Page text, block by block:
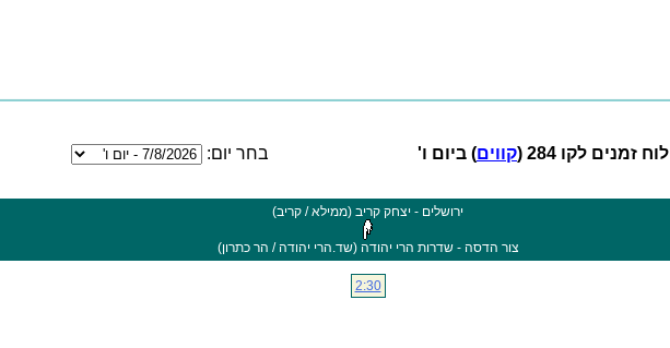
לוח זמנים לקו 284 ( קווים) ביום ו' בחר יום:
ירושלים - יצחק קריב (ממילא / קריב)
צור הדסה - שדרות הרי יהודה (שד.הרי יהודה / הר כתרון)
2:30